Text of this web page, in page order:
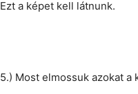
Ezt a képet kell látnunk.
5.) Most elmossuk azokat a